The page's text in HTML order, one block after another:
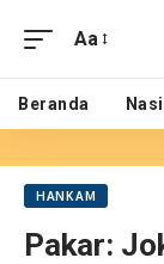
Aa
Beranda
HANKAM
Pakar: